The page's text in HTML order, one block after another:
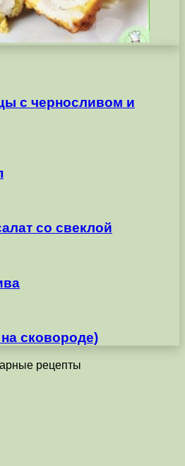
с черносливом и
со свеклой
сковороде)
рецепты